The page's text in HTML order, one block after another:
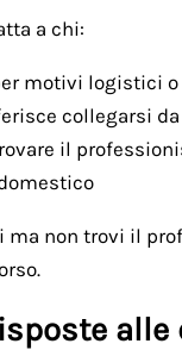
a chi:
motivi logistici
collegarsi da
il
ma non trovi il